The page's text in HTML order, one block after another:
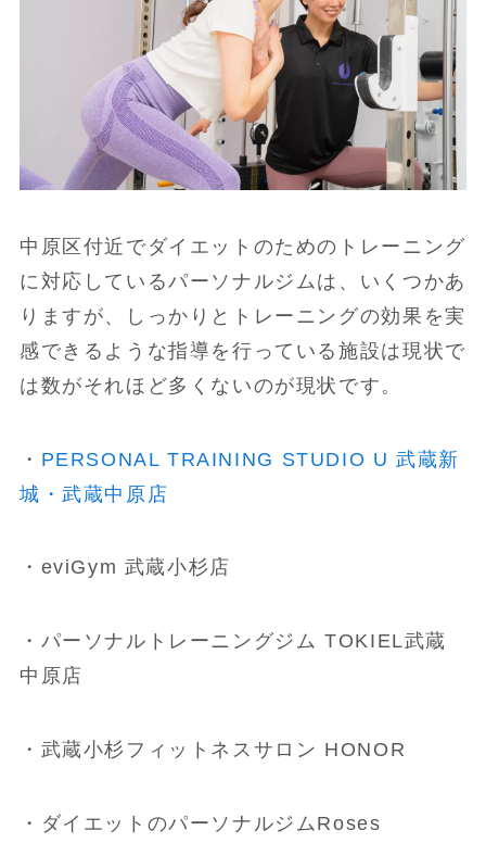
中原区付近でダイエットのためのトレーニング
に対応しているパーソナルジムは、いくつかあ
りますが、しっかりとトレーニングの効果を実
感できるような指導を行っている施設は現状で
は数がそれほど多くないのが現状です。
・ PERSONAL TRAINING STUDIO U 武蔵新
城・武蔵中原店
・eviGym 武蔵小杉店
・パーソナルトレーニングジム TOKIEL武蔵
中原店
・武蔵小杉フィットネスサロン HONOR
・ダイエットのパーソナルジムRoses